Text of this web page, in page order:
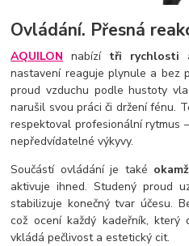
Ovládání. Přesná
AQUILON nabízí tři rychlosti
nastavení reaguje plynule a bez
proud vzduchu podle hustoty
narušil svou práci či držení fénu.
respektoval profesionální rytmus
nepředvídatelné výkyvy.
Součástí ovládání je také
aktivuje ihned. Studený proud
stabilizuje konečný tvar účesu.
což ocení každý kadeřník, který
vkládá pečlivost a estetický cit.